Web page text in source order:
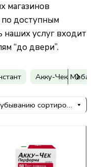
магазинов
доступным
наших услуг входит
“до двери”.
Акку-Чек Мобайл
По убыванию сортировки